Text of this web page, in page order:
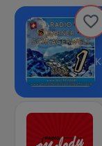
Schlagerwelt